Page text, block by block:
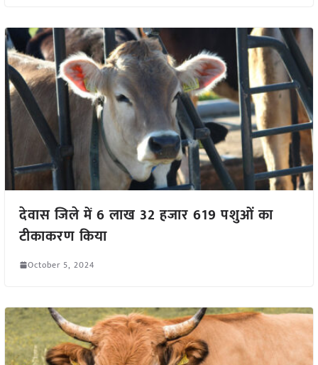
देवास जिले में 6 लाख 32 हजार 619 पशुओं का
टीकाकरण किया
October 5, 2024